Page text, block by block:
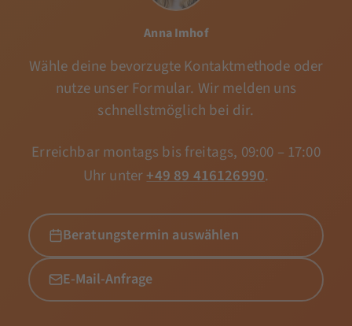
Anna Imhof
Wähle deine bevorzugte Kontaktmethode oder
nutze unser Formular. Wir melden uns
schnellstmöglich bei dir.
Erreichbar montags bis freitags, 09:00 – 17:00
Uhr unter+49 89 416126990.
Beratungstermin auswählen
E-Mail-Anfrage